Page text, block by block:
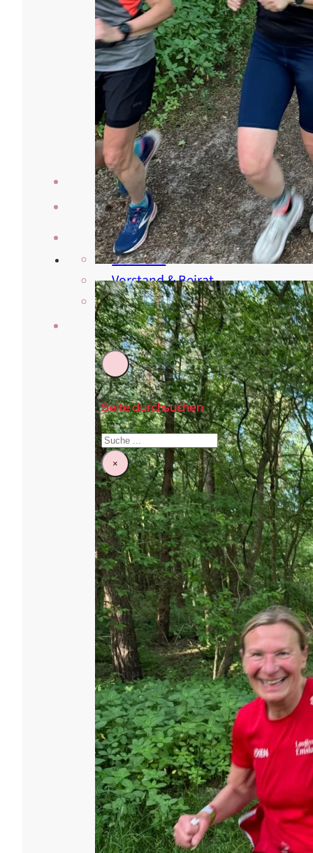
Veranstaltungen
Laufberichte
Der Verein
Über Uns
Vorstand & Beirat
Satzung
Kontakt
Seite durchsuchen
Suchen
×